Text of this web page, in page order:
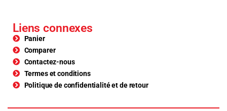
Liens connexes
Panier
Comparer
Contactez-nous
Termes et conditions
Politique de confidentialité et de retour